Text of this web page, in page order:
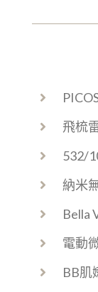
飛梳
532/
納米
Bella
電動
BB肌